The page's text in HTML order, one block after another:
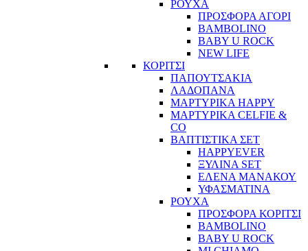
ΡΟΥΧΑ
ΠΡΟΣΦΟΡΑ ΑΓΟΡΙ
BAMBOLINO
BABY U ROCK
NEW LIFE
ΚΟΡΙΤΣΙ
ΠΑΠΟΥΤΣΑΚΙΑ
ΛΑΔΟΠΑΝΑ
ΜΑΡΤΥΡΙΚΑ HAPPY
ΜΑΡΤΥΡΙΚΑ CELFIE &
CO
ΒΑΠΤΙΣΤΙΚΑ ΣΕΤ
HAPPYEVER
ΞΥΛΙΝΑ SET
ΕΛΕΝΑ ΜΑΝΑΚΟΥ
ΥΦΑΣΜΑΤΙΝΑ
ΡΟΥΧΑ
ΠΡΟΣΦΟΡΑ ΚΟΡΙΤΣΙ
BAMBOLINO
BABY U ROCK